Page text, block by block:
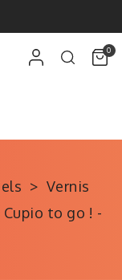
0
Vernis
Cupio to go ! -